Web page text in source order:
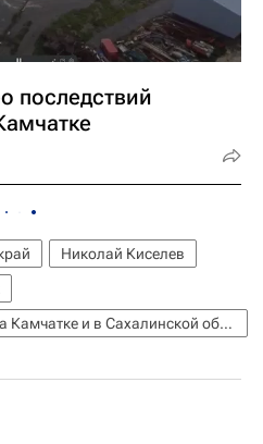
последствий
Николай Киселев
Цунами и землетрясения на Камчатке и в Сахалинской области